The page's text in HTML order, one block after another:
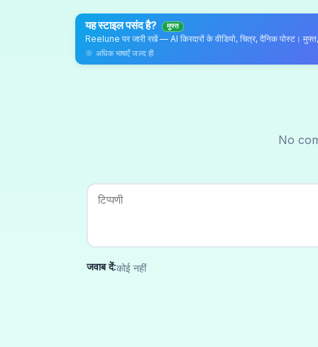
यह स्टाइल पसंद है? मुफ्त
Reelune पर जारी रखें — AI किरदारों के वीडियो, चित्र, दैनिक पोस्ट।
※ अधिक भाषाएँ जल्द ही
No
जवाब दें:कोई नहीं